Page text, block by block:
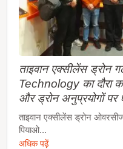
ताइवान एक्सीलेंस
Technology का दौरा
और ड्रोन अनुप्रयोगों पर
ताइवान एक्सीलेंस ड्रोन
पियाओ...
अधिक पढ़ें